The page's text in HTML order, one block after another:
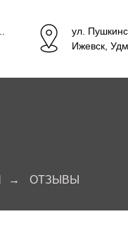
ул.
Ижевск,
→ ОТЗЫВЫ